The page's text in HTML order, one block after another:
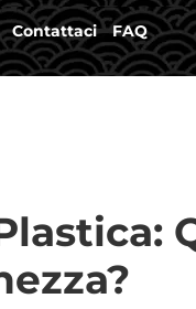
Contattaci FAQ